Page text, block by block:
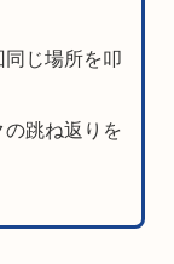
同じ場所を叩
跳ね返りを